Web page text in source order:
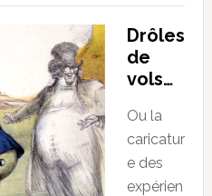
Drôles
de
vols…
Ou la
caricatur
e des
expérien